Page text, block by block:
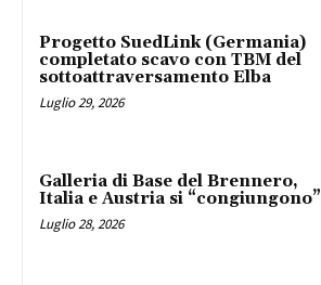
Progetto SuedLink (Germania)
completato scavo con TBM del
sottoattraversamento Elba
Luglio 29, 2026
Galleria di Base del Brennero,
Italia e Austria si “congiungono”
Luglio 28, 2026